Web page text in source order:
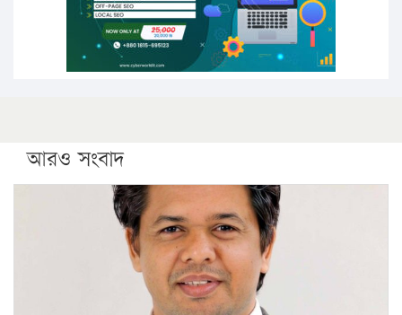
ফরিদগঞ্জে আগুনে পুড়লো ৬ ব্যবসা প্রতিষ্ঠান
আরও সংবাদ